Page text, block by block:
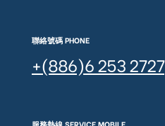
聯絡號碼 PHONE
+(886)6 253 2727